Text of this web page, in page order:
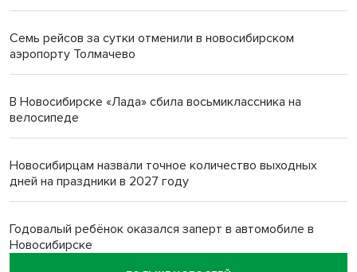
Семь рейсов за сутки отменили в новосибирском
аэропорту Толмачево
В Новосибирске «Лада» сбила восьмиклассника на
велосипеде
Новосибирцам назвали точное количество выходных
дней на праздники в 2027 году
Годовалый ребёнок оказался заперт в автомобиле в
Новосибирске